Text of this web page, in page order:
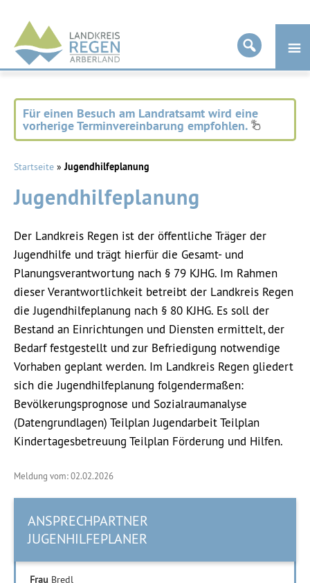
Landkreis
Regen
Für einen Besuch am Landratsamt wird eine
vorherige Terminvereinbarung empfohlen.
Startseite »Jugendhilfeplanung
Jugendhilfeplanung
Der Landkreis Regen ist der öffentliche Träger der
Jugendhilfe und trägt hierfür die Gesamt- und
Planungsverantwortung nach § 79 KJHG. Im Rahmen
dieser Verantwortlichkeit betreibt der Landkreis Regen
die Jugendhilfeplanung nach § 80 KJHG. Es soll der
Bestand an Einrichtungen und Diensten ermittelt, der
Bedarf festgestellt und zur Befriedigung notwendige
Vorhaben geplant werden. Im Landkreis Regen gliedert
sich die Jugendhilfeplanung folgendermaßen:
Bevölkerungsprognose und Sozialraumanalyse
(Datengrundlagen) Teilplan Jugendarbeit Teilplan
Kindertagesbetreuung Teilplan Förderung und Hilfen.
Meldung vom: 02.02.2026
ANSPRECHPARTNER
JUGENHILFEPLANER
Frau Bredl